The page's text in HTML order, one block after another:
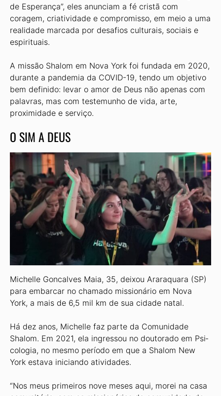
de Esperança”, eles anunciam a fé cristã com
coragem, criatividade e compromisso, em meio a uma
realidade marcada por desafios culturais, sociais e
espirituais.
A missão Shalom em Nova York foi fundada em 2020,
durante a pandemia da COVID-19, tendo um objetivo
bem definido: levar o amor de Deus não apenas com
palavras, mas com tes­temunho de vida, arte,
proximidade e serviço.
O SIM A DEUS
Michelle Goncalves Maia, 35, dei­xou Araraquara (SP)
para embarcar no chamado missionário em Nova
York, a mais de 6,5 mil km de sua cidade natal.
Há dez anos, Michelle faz parte da Comunidade
Shalom. Em 2021, ela ingressou no doutorado em Psi­
cologia, no mesmo período em que a Shalom New
York estava iniciando atividades.
“Nos meus primeiros nove meses aqui, morei na casa